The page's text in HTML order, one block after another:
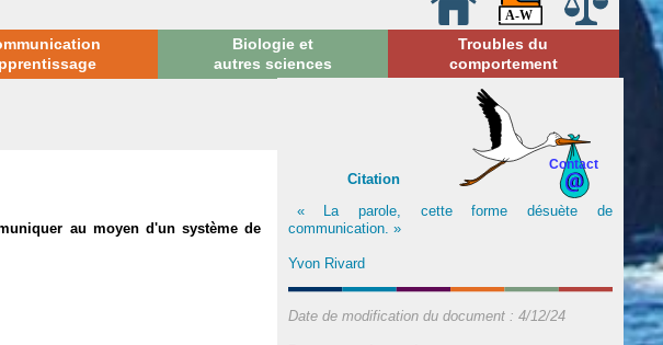
Biologie et
autres sciences
Troubles du
comportement
au moyen d'un système de
Contact
Citation
« La parole, cette forme désuète de
communication. »
Yvon Rivard
Date de modification du document : 4/12/24